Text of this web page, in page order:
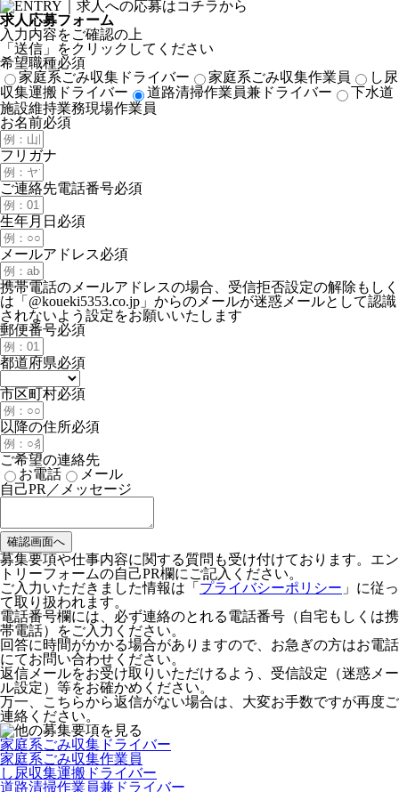
求人応募フォーム
入力内容をご確認の上
「送信」をクリックしてください
希望職種必須
家庭系ごみ収集ドライバー
家庭系ごみ収集作業員
し尿
収集運搬ドライバー
道路清掃作業員兼ドライバー
下水道
施設維持業務現場作業員
お名前必須
フリガナ
ご連絡先電話番号必須
生年月日 必須
メールアドレス必須
携帯電話のメールアドレスの場合、受信拒否設定の解除もしく
は「@koueki5353.co.jp」からのメールが迷惑メールとして認識
されないよう設定をお願いいたします
郵便番号必須
都道府県必須
市区町村必須
以降の住所必須
ご希望の連絡先
お電話
メール
自己PR／メッセージ
募集要項や仕事内容に関する質問も受け付けております。エン
トリーフォームの自己PR欄にご記入ください。
ご入力いただきました情報は「 プライバシーポリシー 」に従っ
て取り扱われます。
電話番号欄には、必ず連絡のとれる電話番号（自宅もしくは携
帯電話）をご入力ください。
回答に時間がかかる場合がありますので、お急ぎの方はお電話
にてお問い合わせください。
返信メールをお受け取りいただけるよう、受信設定（迷惑メー
ル設定）等をお確かめください。
万一、こちらから返信がない場合は、大変お手数ですが再度ご
連絡ください。
家庭系ごみ収集ドライバー
家庭系ごみ収集作業員
し尿収集運搬ドライバー
道路清掃作業員兼ドライバー